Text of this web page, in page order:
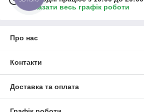
Показати весь графік роботи
Про нас
Контакти
Доставка та оплата